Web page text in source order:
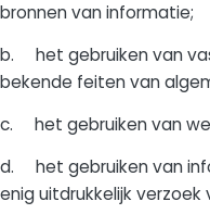
bronnen van informatie;
b. het gebruiken van
bekende feiten van
c. het gebruiken van
d. het gebruiken van
enig uitdrukkelijk verzoek